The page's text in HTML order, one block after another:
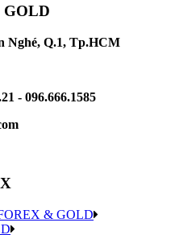
Nghé, Q.1, Tp.HCM
- 096.666.1585
& GOLD